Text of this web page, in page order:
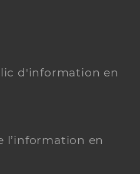
d'information en
l’information en